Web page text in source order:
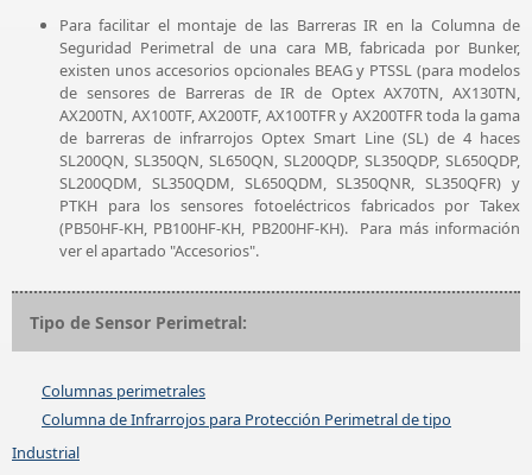
Para facilitar el montaje de las Barreras IR en la Columna de
Seguridad Perimetral de una cara MB, fabricada por Bunker,
existen unos accesorios opcionales BEAG y PTSSL (para modelos
de sensores de Barreras de IR de Optex AX70TN, AX130TN,
AX200TN, AX100TF, AX200TF, AX100TFR y AX200TFR toda la gama
de barreras de infrarrojos Optex Smart Line (SL) de 4 haces
SL200QN, SL350QN, SL650QN, SL200QDP, SL350QDP, SL650QDP,
SL200QDM, SL350QDM, SL650QDM, SL350QNR, SL350QFR) y
PTKH para los sensores fotoeléctricos fabricados por Takex
(PB50HF-KH, PB100HF-KH, PB200HF-KH). Para más información
ver el apartado "Accesorios".
Tipo de Sensor Perimetral:
Columnas perimetrales
Columna de Infrarrojos para Protección Perimetral de tipo
Industrial